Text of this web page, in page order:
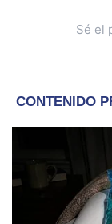
Sé el